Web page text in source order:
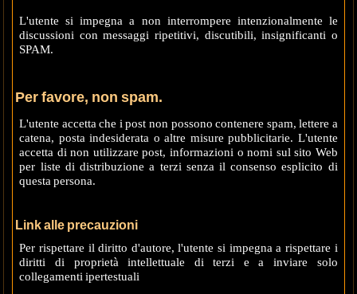
L'utente si impegna a non interrompere intenzionalmente le
discussioni con messaggi ripetitivi, discutibili, insignificanti o
SPAM.
Per favore, non spam.
L'utente accetta che i post non possono contenere spam, lettere a
catena, posta indesiderata o altre misure pubblicitarie. L'utente
accetta di non utilizzare post, informazioni o nomi sul sito Web
per liste di distribuzione a terzi senza il consenso esplicito di
questa persona.
Link alle precauzioni
Per rispettare il diritto d'autore, l'utente si impegna a rispettare i
diritti di proprietà intellettuale di terzi e a inviare solo
collegamenti ipertestuali